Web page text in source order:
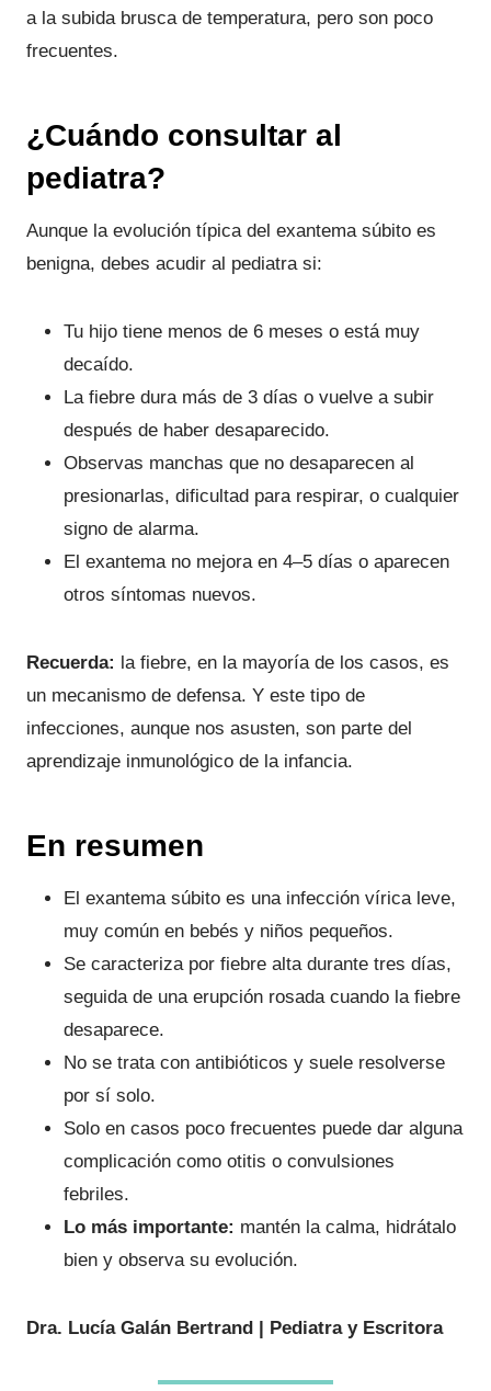
a la subida brusca de temperatura, pero son poco
frecuentes.
¿Cuándo consultar al
pediatra?
Aunque la evolución típica del exantema súbito es
benigna, debes acudir al pediatra si:
Tu hijo tiene menos de 6 meses o está muy
decaído.
La fiebre dura más de 3 días o vuelve a subir
después de haber desaparecido.
Observas manchas que no desaparecen al
presionarlas, dificultad para respirar, o cualquier
signo de alarma.
El exantema no mejora en 4–5 días o aparecen
otros síntomas nuevos.
Recuerda: la fiebre, en la mayoría de los casos, es
un mecanismo de defensa. Y este tipo de
infecciones, aunque nos asusten, son parte del
aprendizaje inmunológico de la infancia.
En resumen
El exantema súbito es una infección vírica leve,
muy común en bebés y niños pequeños.
Se caracteriza por fiebre alta durante tres días,
seguida de una erupción rosada cuando la fiebre
desaparece.
No se trata con antibióticos y suele resolverse
por sí solo.
Solo en casos poco frecuentes puede dar alguna
complicación como otitis o convulsiones
febriles.
Lo más importante: mantén la calma, hidrátalo
bien y observa su evolución.
Dra. Lucía Galán Bertrand | Pediatra y Escritora